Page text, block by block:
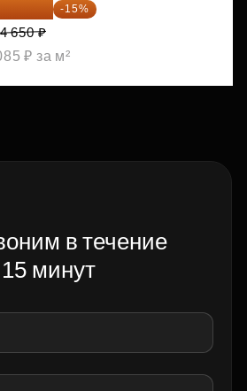
953 ₽ -15%
650 ₽
₽ за м²
в течение
15 минут